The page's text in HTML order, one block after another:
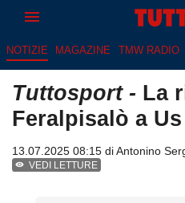
NOTIZIE MAGAZINE TMW RADIO
Tuttosport - La
Feralpisalò a
13.07.2025 08:15 diAntonino
VEDI LETTURE